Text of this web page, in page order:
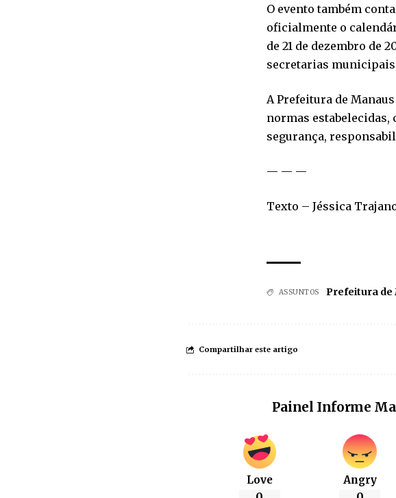
O evento também
oficialmente o
de 21 de dezembro de
secretarias
A Prefeitura de
normas estabelecidas,
segurança,
— — —
Texto – Jéssica
ASSUNTOS Prefeitura de
Compartilhar este artigo
Painel Informe
Love Angry